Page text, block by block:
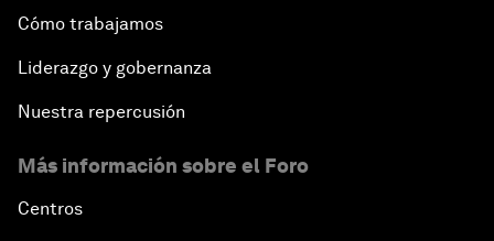
Cómo trabajamos
Liderazgo y gobernanza
Nuestra repercusión
Más información sobre el Foro
Centros